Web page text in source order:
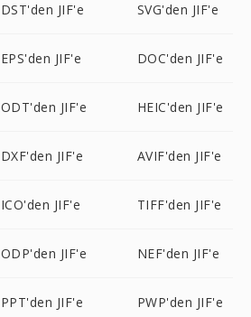
DST'den JIF'e SVG'den JIF'e
EPS'den JIF'e DOC'den JIF'e
ODT'den JIF'e HEIC'den JIF'e
DXF'den JIF'e AVIF'den JIF'e
ICO'den JIF'e TIFF'den JIF'e
ODP'den JIF'e NEF'den JIF'e
PPT'den JIF'e PWP'den JIF'e